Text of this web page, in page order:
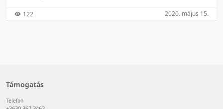
122 2020. május 15.
Támogatás
Telefon